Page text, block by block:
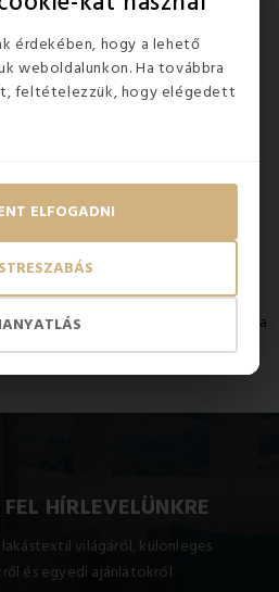
érdekében, hogy a lehető
weboldalunkon. Ha továbbra
feltételezzük, hogy elégedett
ELFOGADNI
1-3 / 3 elem mutatása
HÍRLEVELÜNKRE
világáról, különleges
és egyedi ajánlatokról